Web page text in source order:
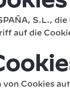
S.L.,
auf die
Cookies